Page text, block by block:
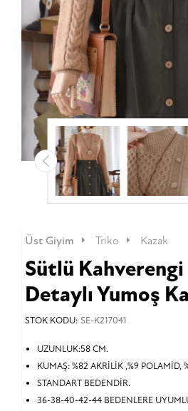
Üst Giyim Triko Kazak
Sütlü
Detaylı Yumoş
STOK KODU: SE-K217041
UZUNLUK:58 CM.
KUMAŞ: %82 AKRİLİK ,%9 POLAMİD,
STANDART BEDENDİR.
36-38-40-42-44 BEDENLERE